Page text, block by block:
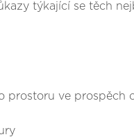
týkající se těch
prostoru ve